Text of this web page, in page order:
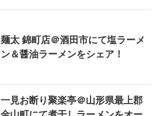
麺太 錦町店＠酒田市にて塩ラーメ
ン＆醤油ラーメンをシェア！
一見お断り聚楽亭＠山形県最上郡